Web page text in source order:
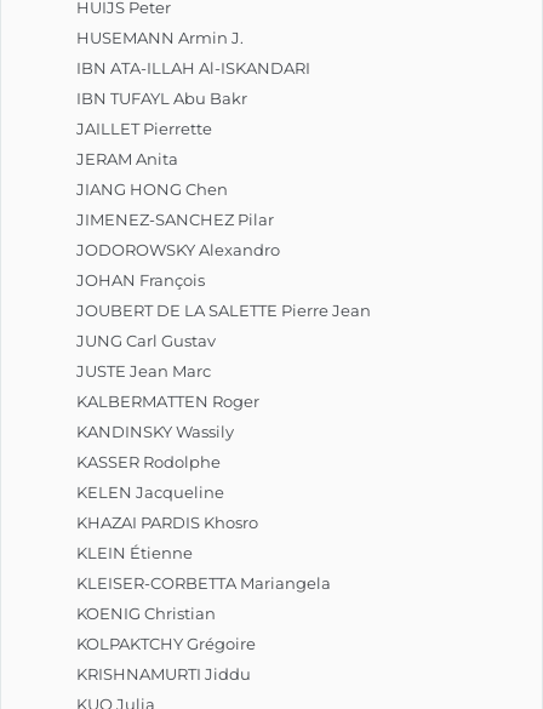
HUIJS Peter
HUSEMANN Armin J.
IBN ATA-ILLAH Al-ISKANDARI
IBN TUFAYL Abu Bakr
JAILLET Pierrette
JERAM Anita
JIANG HONG Chen
JIMENEZ-SANCHEZ Pilar
JODOROWSKY Alexandro
JOHAN François
JOUBERT DE LA SALETTE Pierre Jean
JUNG Carl Gustav
JUSTE Jean Marc
KALBERMATTEN Roger
KANDINSKY Wassily
KASSER Rodolphe
KELEN Jacqueline
KHAZAI PARDIS Khosro
KLEIN Étienne
KLEISER-CORBETTA Mariangela
KOENIG Christian
KOLPAKTCHY Grégoire
KRISHNAMURTI Jiddu
KUO Julia